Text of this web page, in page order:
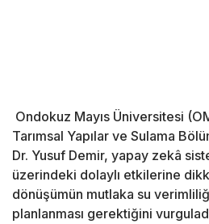
Ondokuz Mayıs Üniversitesi
Tarımsal Yapılar ve Sulama
Dr. Yusuf Demir, yapay zekâ
üzerindeki dolaylı etkilerine
dönüşümün mutlaka su
planlanması gerektiğini